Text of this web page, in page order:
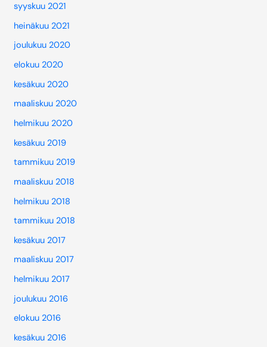
syyskuu 2021
heinäkuu 2021
joulukuu 2020
elokuu 2020
kesäkuu 2020
maaliskuu 2020
helmikuu 2020
kesäkuu 2019
tammikuu 2019
maaliskuu 2018
helmikuu 2018
tammikuu 2018
kesäkuu 2017
maaliskuu 2017
helmikuu 2017
joulukuu 2016
elokuu 2016
kesäkuu 2016